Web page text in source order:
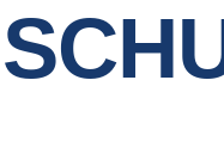
UNSER VEREIN